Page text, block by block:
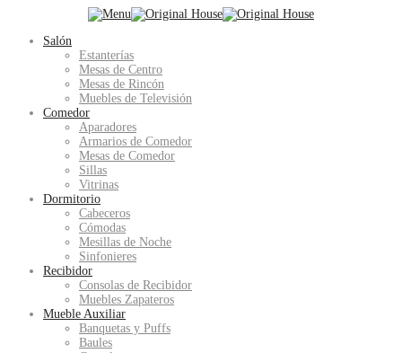
Salón
Estanterías
Mesas de Centro
Mesas de Rincón
Muebles de Televisión
Comedor
Aparadores
Armarios de Comedor
Mesas de Comedor
Sillas
Vitrinas
Dormitorio
Cabeceros
Cómodas
Mesillas de Noche
Sinfonieres
Recibidor
Consolas de Recibidor
Muebles Zapateros
Mueble Auxiliar
Banquetas y Puffs
Baules